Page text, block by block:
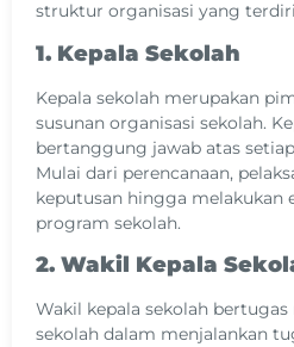
struktur organisasi yang
1. Kepala Sekolah
Kepala sekolah merupakan
susunan organisasi sekolah.
bertanggung jawab atas
Mulai dari perencanaan,
keputusan hingga melakukan
program sekolah.
2. Wakil Kepala
Wakil kepala sekolah
sekolah dalam menjalankan